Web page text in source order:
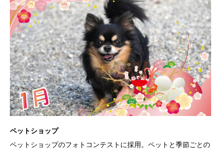
ペットショップ
ペットショップのフォトコンテストに採用。ペットと季節ごとの